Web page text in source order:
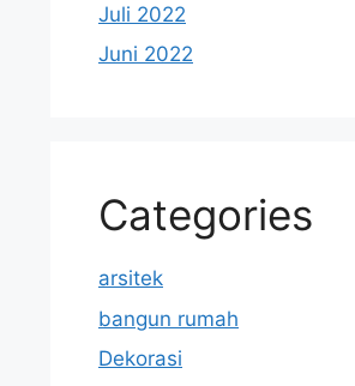
Juli 2022
Juni 2022
Categories
arsitek
bangun rumah
Dekorasi